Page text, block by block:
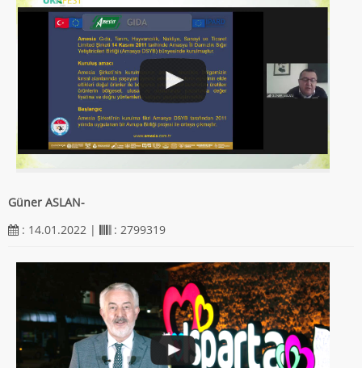
Güner ASLAN-
: 14.01.2022 |
: 2799319